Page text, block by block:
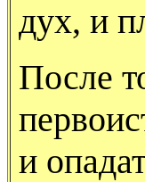
дух, и
После
и